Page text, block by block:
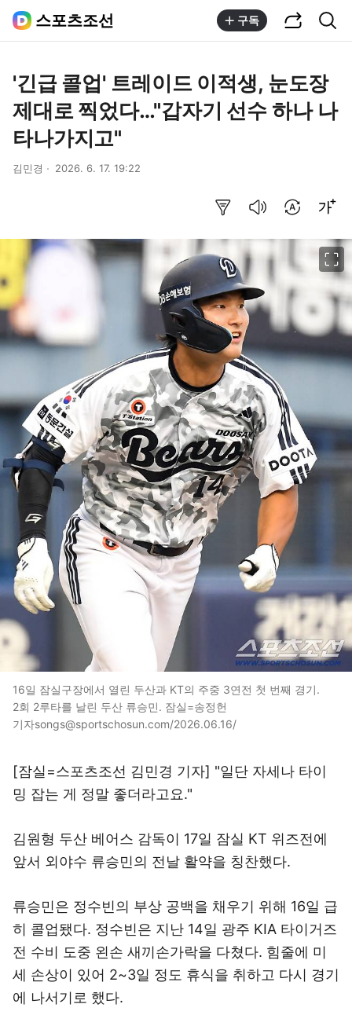
스포츠조선 구독
'긴급 콜업' 트레이드 이적생, 눈도장
제대로 찍었다…"갑자기 선수 하나 나
타나가지고"
김민경 2026. 6. 17. 19:22
16일 잠실구장에서 열린 두산과 KT의 주중 3연전 첫 번째 경기.
2회 2루타를 날린 두산 류승민. 잠실=송정헌
기자songs@sportschosun.com/2026.06.16/
[잠실=스포츠조선 김민경 기자] "일단 자세나 타이
밍 잡는 게 정말 좋더라고요."
김원형 두산 베어스 감독이 17일 잠실 KT 위즈전에
앞서 외야수 류승민의 전날 활약을 칭찬했다.
류승민은 정수빈의 부상 공백을 채우기 위해 16일 급
히 콜업됐다. 정수빈은 지난 14일 광주 KIA 타이거즈
전 수비 도중 왼손 새끼손가락을 다쳤다. 힘줄에 미
세 손상이 있어 2~3일 정도 휴식을 취하고 다시 경기
에 나서기로 했다.